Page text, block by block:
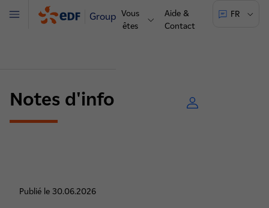
Groupe Vous
êtes
Aide &
Contact
FR
Menu
Notes d'information
Publié le 30.06.2026